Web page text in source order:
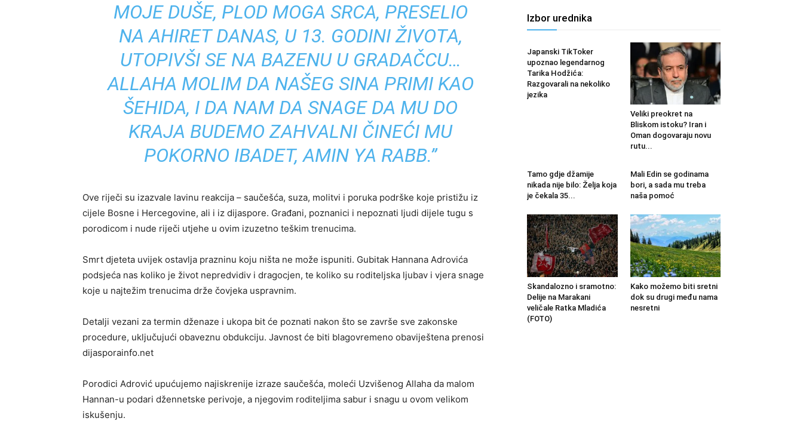
MOJE DUŠE, PLOD MOGA SRCA, PRESELIO
NA AHIRET DANAS, U 13. GODINI ŽIVOTA,
UTOPIVŠI SE NA BAZENU U GRADAČCU…
ALLAHA MOLIM DA NAŠEG SINA PRIMI KAO
ŠEHIDA, I DA NAM DA SNAGE DA MU DO
KRAJA BUDEMO ZAHVALNI ČINEĆI MU
POKORNO IBADET, AMIN YA RABB.”
Ove riječi su izazvale lavinu reakcija – saučešća, suza, molitvi i poruka podrške koje pristižu iz
cijele Bosne i Hercegovine, ali i iz dijaspore. Građani, poznanici i nepoznati ljudi dijele tugu s
porodicom i nude riječi utjehe u ovim izuzetno teškim trenucima.
Smrt djeteta uvijek ostavlja prazninu koju ništa ne može ispuniti. Gubitak Hannana Adrovića
podsjeća nas koliko je život nepredvidiv i dragocjen, te koliko su roditeljska ljubav i vjera snage
koje u najtežim trenucima drže čovjeka uspravnim.
Detalji vezani za termin dženaze i ukopa bit će poznati nakon što se završe sve zakonske
procedure, uključujući obaveznu obdukciju. Javnost će biti blagovremeno obaviještena prenosi
dijasporainfo.net
Porodici Adrović upućujemo najiskrenije izraze saučešća, moleći Uzvišenog Allaha da malom
Hannan-u podari džennetske perivoje, a njegovim roditeljima sabur i snagu u ovom velikom
iskušenju.
Izbor urednika
Japanski TikToker
upoznao legendarnog
Tarika Hodžića:
Razgovarali na nekoliko
jezika
Veliki preokret na
Bliskom istoku? Iran i
Oman dogovaraju novu
rutu...
Tamo gdje džamije
nikada nije bilo: Želja koja
je čekala 35...
Mali Edin se godinama
bori, a sada mu treba
naša pomoć
Skandalozno i sramotno:
Delije na Marakani
veličale Ratka Mladića
(FOTO)
Kako možemo biti sretni
dok su drugi među nama
nesretni